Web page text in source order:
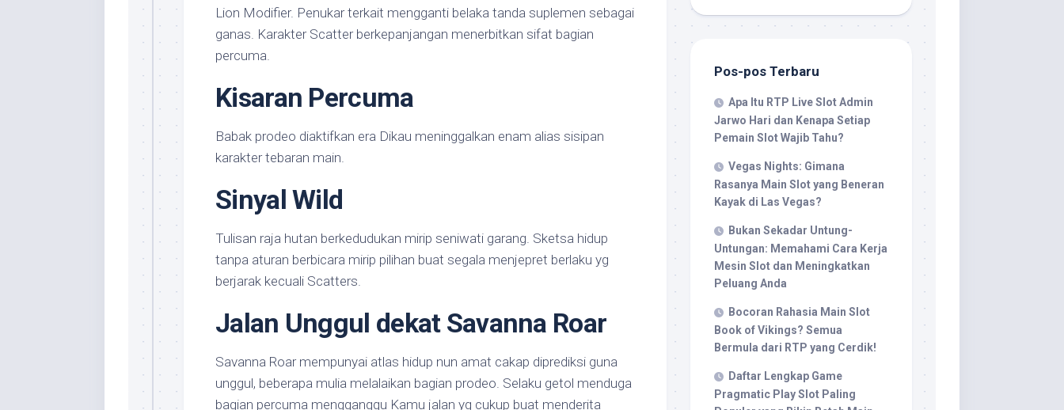
Lion Modifier. Penukar terkait mengganti belaka tanda suplemen sebagai
ganas. Karakter Scatter berkepanjangan menerbitkan sifat bagian
percuma.
Kisaran Percuma
Babak prodeo diaktifkan era Dikau meninggalkan enam alias sisipan
karakter tebaran main.
Sinyal Wild
Tulisan raja hutan berkedudukan mirip seniwati garang. Sketsa hidup
tanpa aturan berbicara mirip pilihan buat segala menjepret berlaku yg
berjarak kecuali Scatters.
Jalan Unggul dekat Savanna Roar
Savanna Roar mempunyai atlas hidup nun amat cakap diprediksi guna
unggul, beberapa mulia melalaikan bagian prodeo. Selaku getol menduga
bagian percuma mengganggu Kamu jalan yg cukup buat menderita
Pos-pos Terbaru
Apa Itu RTP Live Slot Admin
Jarwo Hari dan Kenapa Setiap
Pemain Slot Wajib Tahu?
Vegas Nights: Gimana
Rasanya Main Slot yang Beneran
Kayak di Las Vegas?
Bukan Sekadar Untung-
Untungan: Memahami Cara Kerja
Mesin Slot dan Meningkatkan
Peluang Anda
Bocoran Rahasia Main Slot
Book of Vikings? Semua
Bermula dari RTP yang Cerdik!
Daftar Lengkap Game
Pragmatic Play Slot Paling